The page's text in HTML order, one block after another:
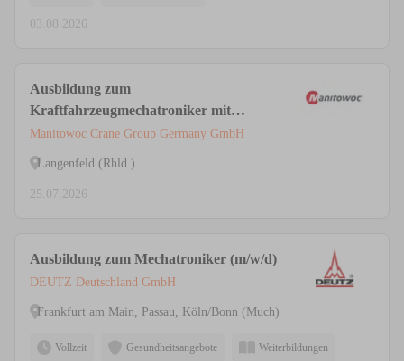
03.08.2026
Ausbildung zum
Kraftfahrzeugmechatroniker mit
Schwerpunkt Nutzfahrzeugtechnik
(m/w/d)
Manitowoc Crane Group Germany GmbH
Langenfeld (Rhld.)
25.07.2026
Ausbildung zum Mechatroniker (m/w/d)
DEUTZ Deutschland GmbH
Frankfurt am Main, Passau, Köln/Bonn (Much)
Vollzeit Gesundheitsangebote Weiterbildungen